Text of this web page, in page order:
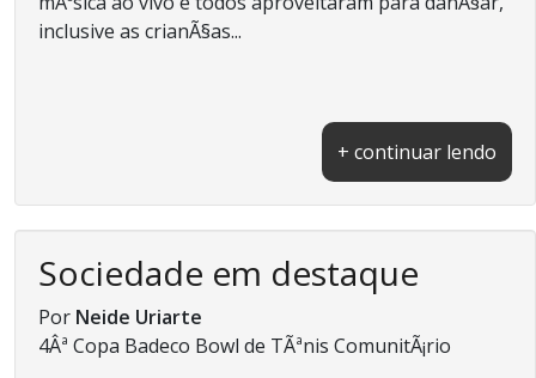
inclusive as crianÃ§as...
+ continuar lendo
Sociedade em destaque
Por Neide Uriarte
4Âª Copa Badeco Bowl de TÃªnis ComunitÃ¡rio